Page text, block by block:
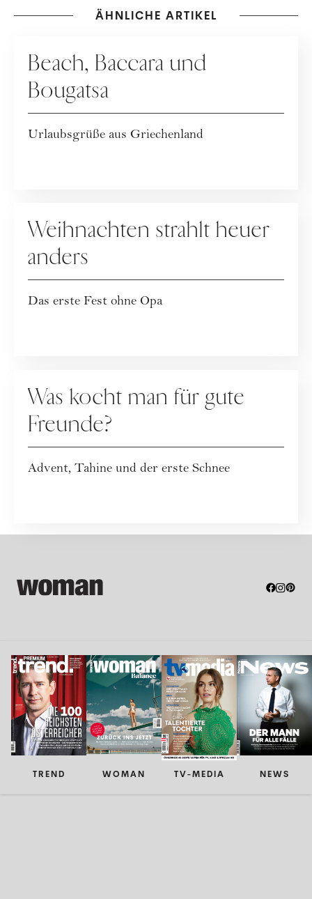
ÄHNLICHE ARTIKEL
Beach, Baccara und
Bougatsa
Urlaubsgrüße aus Griechenland
Weihnachten strahlt heuer
anders
Das erste Fest ohne Opa
Was kocht man für gute
Freunde?
Advent, Tahine und der erste Schnee
TREND WOMAN TV-MEDIA NEWS